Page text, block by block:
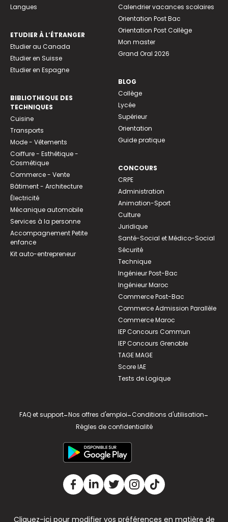
Langues
ETUDIER À L’ÉTRANGER
Etudier au Canada
Etudier en Suisse
Etudier en Espagne
BIBLIOTHEQUE DES
TECHNIQUES
Cuisine
Transports
Mode - Vêtements
Coiffure - Esthétique -
Cosmétique
Commerce - Vente
Bâtiment - Architecture
Électricité
Mécanique automobile
Services à la personne
Accompagnement Petite
enfance
Kit auto-entrepreneur
Calendrier vacances scolaires
Orientation Post Bac
Orientation Post Collège
Mon master
Grand Oral 2026
BLOG
Collège
Lycée
Supérieur
Orientation
Guide pratique
CONCOURS
CRPE
Administration
Animation-Sport
Culture
Juridique
Santé-Social et Médico-Social
Sécurité
Technique
Ingénieur Post-Bac
Ingénieur Maroc
Commerce Post-Bac
Commerce Admission Parallèle
Commerce Maroc
IEP Concours Commun
IEP Concours Grenoble
TAGE MAGE
Score IAE
Tests de Logique
FAQ et support-Nos offres d'emploi-Conditions d'utilisation-
Règles de confidentialité
Cliquez-ici pour modifier vos préférences en matière de